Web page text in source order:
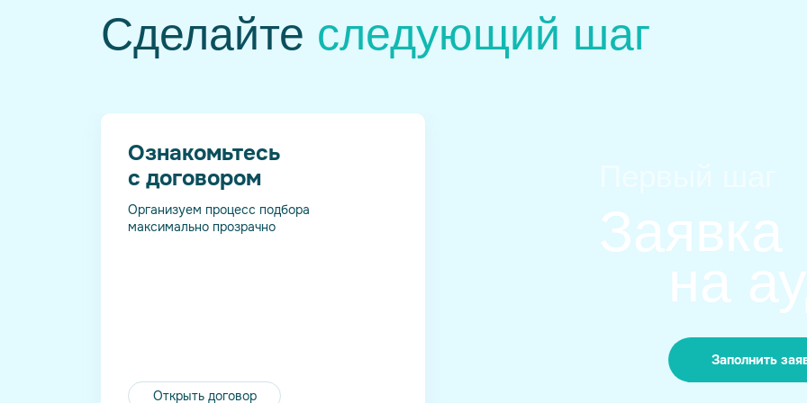
Сделайте следующий шаг
Заявка
на
Заполнить
Организуем процесс подбора
максимально прозрачно
Ознакомьтесь
с договором
Открыть договор